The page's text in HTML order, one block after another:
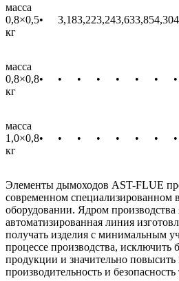
масса
0,8×0,5
кг
• 3,183,223,243,633,854,30
масса
0,8×0,8
кг
• • • • • • • •
масса
1,0×0,8
кг
• • • • • • • •
Элементы дымоходов AST-FLUE
современном специализированном
оборудовании. Ядром производства
автоматизированная линия
получать изделия с минимальным
процессе производства, исключить
продукции и значительно повысить
производительность и безопасность